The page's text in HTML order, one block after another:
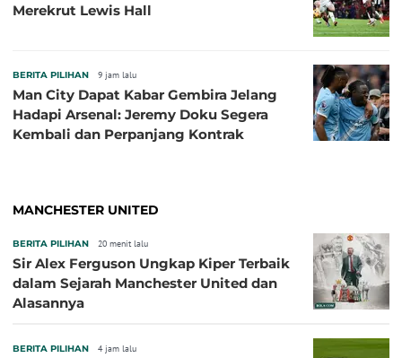
Merekrut Lewis Hall
BERITA PILIHAN 9 jam lalu
Man City Dapat Kabar Gembira Jelang
Hadapi Arsenal: Jeremy Doku Segera
Kembali dan Perpanjang Kontrak
MANCHESTER UNITED
BERITA PILIHAN 20 menit lalu
Sir Alex Ferguson Ungkap Kiper Terbaik
dalam Sejarah Manchester United dan
Alasannya
BERITA PILIHAN 4 jam lalu